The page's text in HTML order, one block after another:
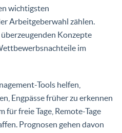
wichtigsten
Arbeitgeberwahl zählen.
Konzepte
im
Tools helfen,
Engpässe früher zu erkennen
für freie Tage, Remote-Tage
Prognosen gehen davon